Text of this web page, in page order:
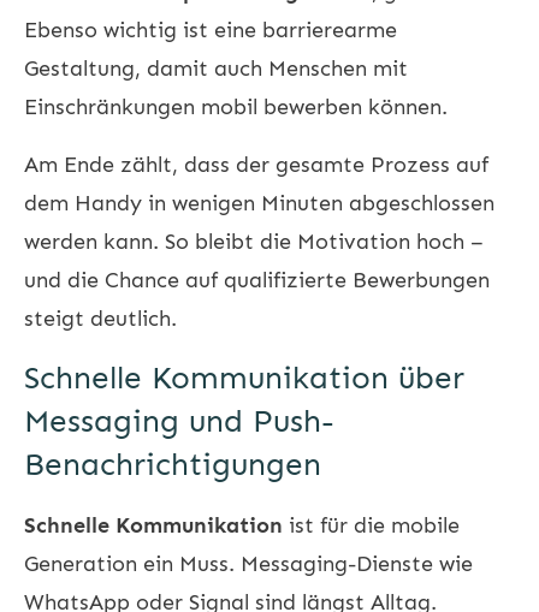
Ebenso wichtig ist eine barrierearme
Gestaltung, damit auch Menschen mit
Einschränkungen mobil bewerben können.
Am Ende zählt, dass der gesamte Prozess auf
dem Handy in wenigen Minuten abgeschlossen
werden kann. So bleibt die Motivation hoch –
und die Chance auf qualifizierte Bewerbungen
steigt deutlich.
Schnelle Kommunikation über
Messaging und Push-
Benachrichtigungen
Schnelle Kommunikation ist für die mobile
Generation ein Muss. Messaging-Dienste wie
WhatsApp oder Signal sind längst Alltag.